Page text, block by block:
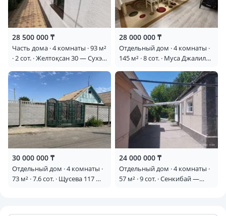
28 500 000 ₸
Часть дома · 4 комнаты · 93 м²
· 2 сот. · Желтоқсан 30 — Сухэ
28 000 000 ₸
Отдельный дом · 4 комнаты ·
145 м² · 8 сот. · Муса Джалиля
30 000 000 ₸
Отдельный дом · 4 комнаты ·
73 м² · 7.6 сот. · Щусева 117 —
24 000 000 ₸
Отдельный дом · 4 комнаты ·
57 м² · 9 сот. · Сенкибай —